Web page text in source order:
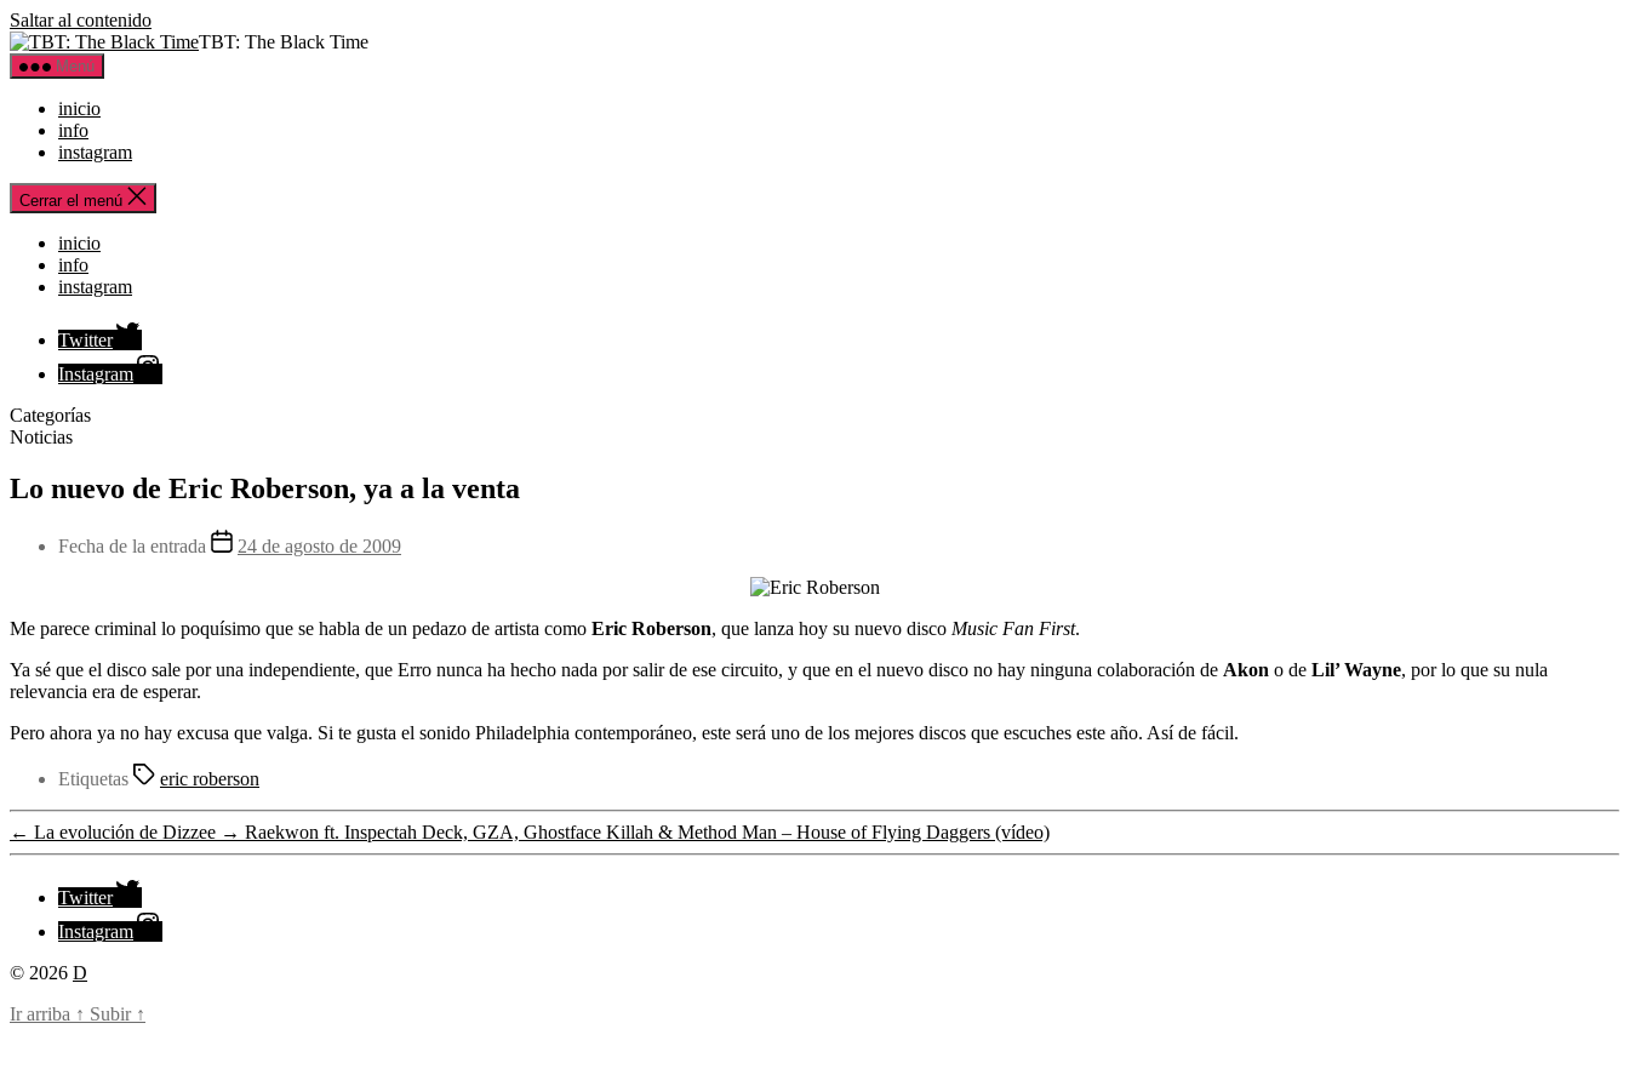
Saltar al contenido
TBT: The Black Time
Menú
inicio
info
instagram
Cerrar el menú
inicio
info
instagram
Twitter
Instagram
Categorías
Noticias
Lo nuevo de Eric Roberson, ya a la venta
Fecha de la entrada 24 de agosto de 2009
Me parece criminal lo poquísimo que se habla de un pedazo de artista como Eric Roberson, que lanza hoy su nuevo disco Music Fan First.
Ya sé que el disco sale por una independiente, que Erro nunca ha hecho nada por salir de ese circuito, y que en el nuevo disco no hay ninguna colaboración de Akon o de Lil’ Wayne, por lo que su nula
relevancia era de esperar.
Pero ahora ya no hay excusa que valga. Si te gusta el sonido Philadelphia contemporáneo, este será uno de los mejores discos que escuches este año. Así de fácil.
Etiquetas eric roberson
← La evolución de Dizzee → Raekwon ft. Inspectah Deck, GZA, Ghostface Killah & Method Man – House of Flying Daggers (vídeo)
Twitter
Instagram
© 2026 D
Ir arriba ↑ Subir ↑